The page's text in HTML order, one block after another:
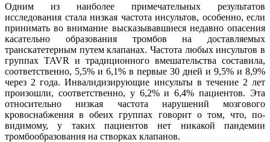
Одним из наиболее примечательных результатов
исследования стала низкая частота инсультов, особенно, если
принимать во внимание высказывавшиеся недавно опасения
касательно образования тромбов на доставляемых
транскатетерным путем клапанах. Частота любых инсультов в
группах TAVR и традиционного вмешательства составила,
соответственно, 5,5% и 6,1% в первые 30 дней и 9,5% и 8,9%
через 2 года. Инвалидизирующие инсульты в течение 2 лет
произошли, соответственно, у 6,2% и 6,4% пациентов. Эта
относительно низкая частота нарушений мозгового
кровоснабжения в обеих группах говорит о том, что, по-
видимому, у таких пациентов нет никакой пандемии
тромбообразования на створках клапанов.